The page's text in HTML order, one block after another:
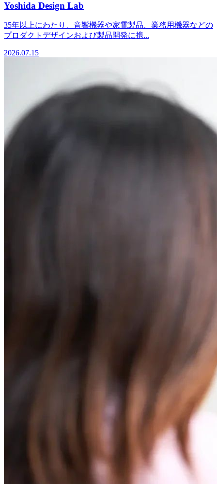
Yoshida Design Lab
35年以上にわたり、音響機器や家電製品、業務用機器などの
プロダクトデザインおよび製品開発に携...
2026.07.15